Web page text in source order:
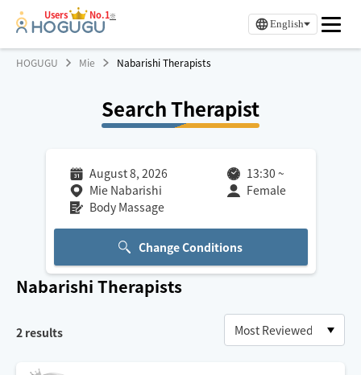
Users No.1※
English
HOGUGU Mie Nabarishi Therapists
Search Therapist
August 8, 2026 13:30 ~
Mie Nabarishi
Female
Body Massage
Change Conditions
Nabarishi Therapists
2 results